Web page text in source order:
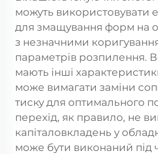
можуть використовувати
для змащування форм на
з незначними
параметрів розпилення.
мають інші
може вимагати заміни
тиску для оптимального
перехід, як правило, не
капіталовкладень у
може бути виконаний під